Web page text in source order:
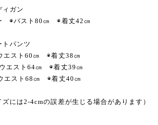
ィガン
◉バスト80㎝ ◉着丈42㎝
トパンツ
エスト60㎝ ◉着丈38㎝
エスト64㎝ ◉着丈39㎝
スト68㎝ ◉着丈40㎝
ズには2-4cmの誤差が生じる場合があります）